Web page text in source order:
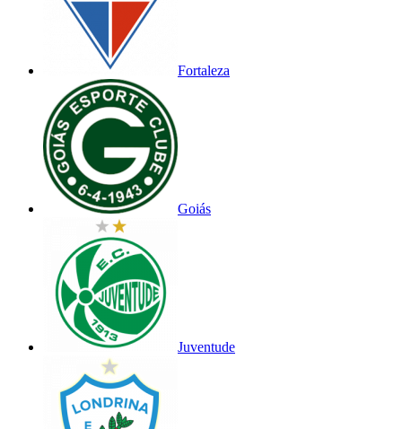
Fortaleza
Goiás
Juventude